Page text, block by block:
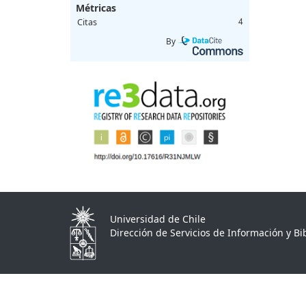
Métricas
Citas 4
By
Universidad de Chile
Dirección de Servicios de Información y